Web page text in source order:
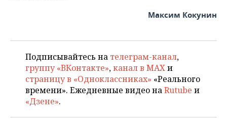
Максим Кокунин
Подписывайтесь на телеграм-канал,
группу «ВКонтакте»,канал в MAXи
страницу в «Одноклассниках» «Реального
времени». Ежедневные видео наRutube и
«Дзене».